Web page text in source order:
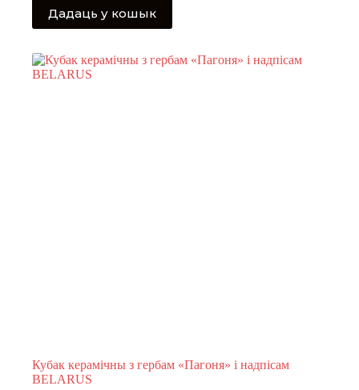
Дадаць у кошык
Кубак керамічны з гербам «Пагоня» і надпісам
BELARUS